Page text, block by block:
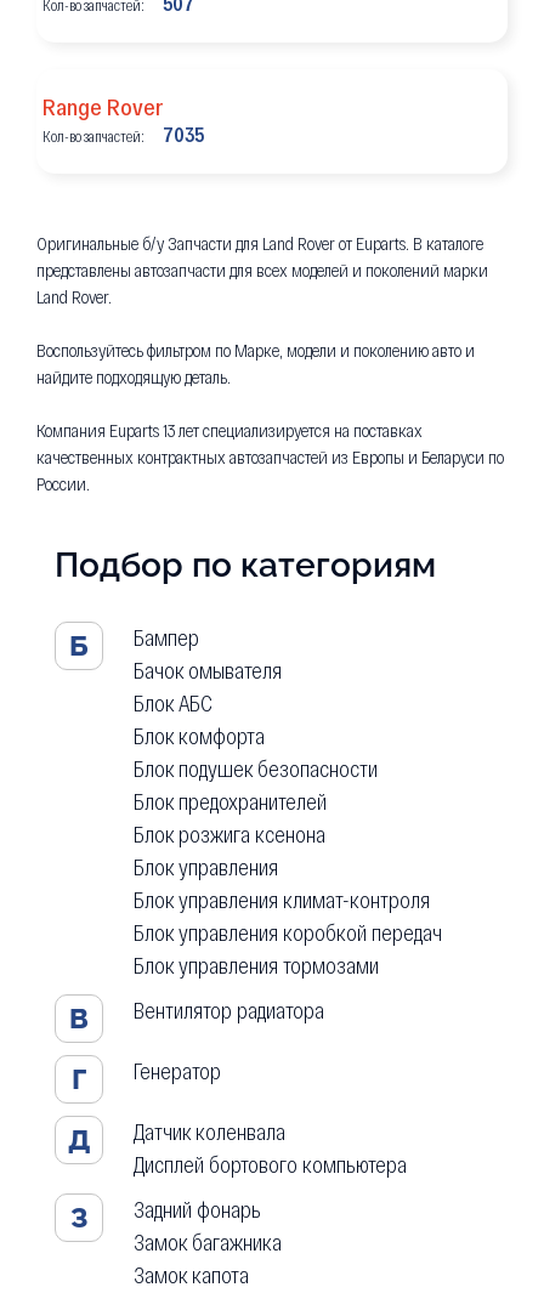
Кол-во запчастей:
Range Rover
Кол-во запчастей: 7035
Оригинальные б/у Запчасти для Land Rover от Euparts. В каталоге
представлены автозапчасти для всех моделей и поколений марки
Land Rover.
Воспользуйтесь фильтром по Марке, модели и поколению авто и
найдите подходящую деталь.
Компания Euparts 13 лет специализируется на поставках
качественных контрактных автозапчастей из Европы и Беларуси по
России.
Подбор по категориям
Б
Бампер
Бачок омывателя
Блок АБС
Блок комфорта
Блок подушек безопасности
Блок предохранителей
Блок розжига ксенона
Блок управления
Блок управления климат-контроля
Блок управления коробкой передач
Блок управления тормозами
В Вентилятор радиатора
Г Генератор
Д
Датчик коленвала
Дисплей бортового компьютера
З
Задний фонарь
Замок багажника
Замок капота